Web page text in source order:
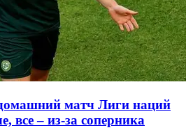
матч Лиги наций
все – из-за соперника